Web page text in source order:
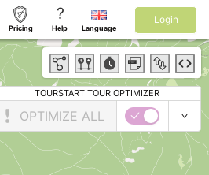
Pricing
?
Help Language
Login
TOURSTART TOUR OPTIMIZER
OPTIMIZE ALL